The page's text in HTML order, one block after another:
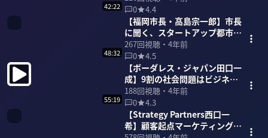
0
4.4
42:22
【福岡市長・高島宗一郎】市長
に聞く、スタートアップ都市
「福岡」 42分
267回視聴・ 4年前
0
4.5
48:32
【ボーダレス・ジャパン田口一
成】9割の社会問題はビジネス
で解決できる 48分
188回視聴・ 4年前
0
4.3
55:19
【Strategy Partners西口一
希】顧客起点マーケティングを